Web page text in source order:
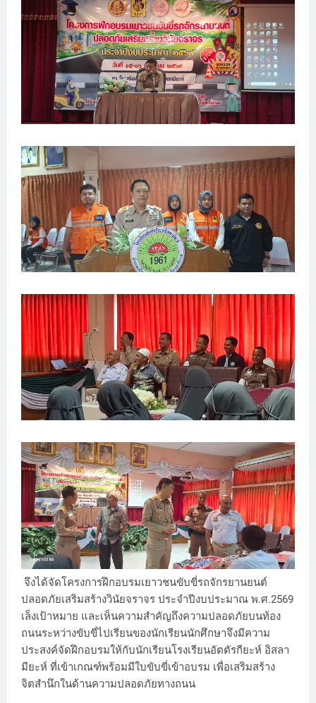
จึงได้จัดโครงการฝึกอบรมเยาวชนขับขี่รถจักรยานยนต์
ปลอดภัยเสริมสร้างวินัยจราจร ประจำปีงบประมาณ พ.ศ.2569
เล็งเป้าหมาย และเห็นความสำคัญถึงความปลอดภัยบนท้อง
ถนนระหว่างขับขี่ไปเรียนของนักเรียนนักศึกษาจึงมีความ
ประสงค์จัดฝึกอบรมให้กับนักเรียนโรงเรียนอัตตัรกียะห์ อิสลา
มียะห์ ที่เข้าเกณฑ์พร้อมมีใบขับขี่เข้าอบรม เพื่อเสริมสร้าง
จิตสำนึกในด้านความปลอดภัยทางถนน